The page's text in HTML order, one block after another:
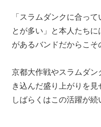
「スラムダンクに合っ
とが多い」と本人たち
があるバンドだからこそ
京都大作戦やスラムダ
き込んだ盛り上がりを見
しばらくはこの活躍が